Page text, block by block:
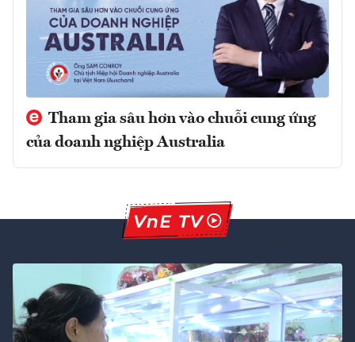
Tham gia sâu hơn vào chuỗi cung ứng
của doanh nghiệp Australia